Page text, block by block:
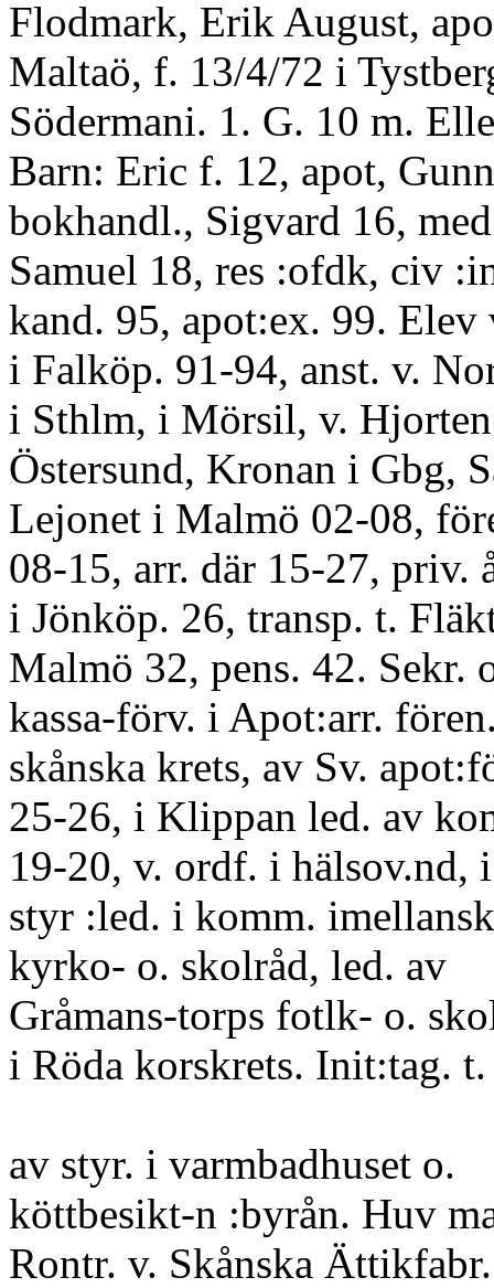
Flodmark, Erik August,
Maltaö, f. 13/4/72 i
Södermani. 1. G. 10 m.
Barn: Eric f. 12, apot,
bokhandl., Sigvard 16,
Samuel 18, res :ofdk, civ
kand. 95, apot:ex. 99. Elev
i Falköp. 91-94, anst. v.
i Sthlm, i Mörsil, v.
Östersund, Kronan i Gbg,
Lejonet i Malmö 02-08,
08-15, arr. där 15-27, priv.
i Jönköp. 26, transp. t.
Malmö 32, pens. 42. Sekr.
kassa-förv. i Apot:arr.
skånska krets, av Sv.
25-26, i Klippan led. av
19-20, v. ordf. i hälsov.nd,
styr :led. i komm.
kyrko- o. skolråd, led. av
Gråmans-torps fotlk- o.
i Röda korskrets. Init:tag.
av styr. i varmbadhuset o.
köttbesikt-n :byrån. Huv
Rontr. v. Skånska